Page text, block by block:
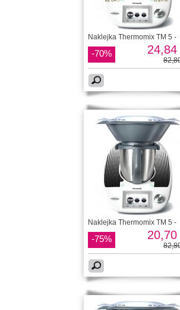
Naklejka Thermomix TM 5 -
-70% 24,84
Naklejka Thermomix TM 5 -
-75% 20,70